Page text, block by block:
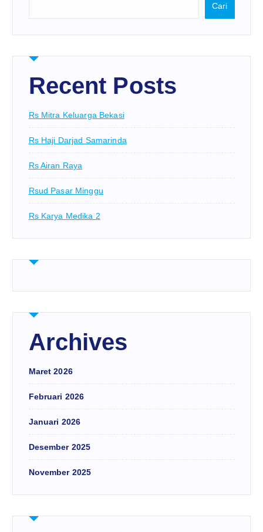
Cari
Recent Posts
Rs Mitra Keluarga Bekasi
Rs Haji Darjad Samarinda
Rs Airan Raya
Rsud Pasar Minggu
Rs Karya Medika 2
Archives
Maret 2026
Februari 2026
Januari 2026
Desember 2025
November 2025